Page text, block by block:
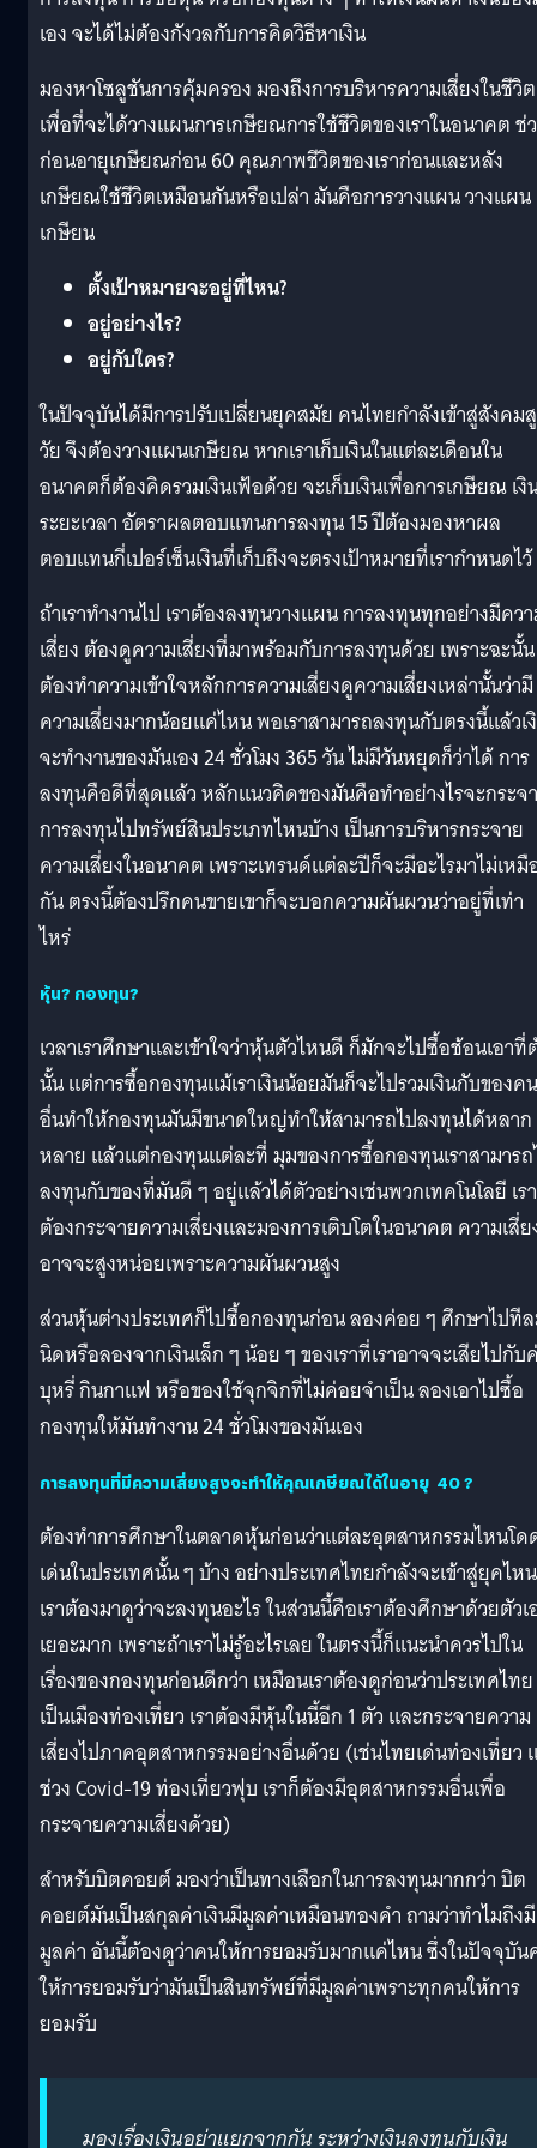
เอง จะได้ไม่ต้องกังวลกับการคิดวิธีหาเงิน
มองหาโซลูชันการคุ้มครอง มองถึงการบริหารความเสี่ยงในชีวิต
เพื่อที่จะได้วางแผนการเกษียณการใช้ชีวิตของเราในอนาคต ช่
ก่อนอายุเกษียณก่อน 60 คุณภาพชีวิตของเราก่อนและหลัง
เกษียณใช้ชีวิตเหมือนกันหรือเปล่า มันคือการวางแผน วางแผน
เกษียน
ตั้งเป้าหมายจะอยู่ที่ไหน?
อยู่อย่างไร?
อยู่กับใคร?
ในปัจจุบันได้มีการปรับเปลี่ยนยุคสมัย คนไทยกำลังเข้าสู่สังคม
วัย จึงต้องวางแผนเกษียณ หากเราเก็บเงินในแต่ละเดือนใน
อนาคตก็ต้องคิดรวมเงินเฟ้อด้วย จะเก็บเงินเพื่อการเกษียณ เงิ
ระยะเวลา อัตราผลตอบแทนการลงทุน 15 ปีต้องมองหาผล
ตอบแทนกี่เปอร์เซ็นเงินที่เก็บถึงจะตรงเป้าหมายที่เรากำหนดไว้
ถ้าเราทำงานไป เราต้องลงทุนวางแผน การลงทุนทุกอย่างมีคว
เสี่ยง ต้องดูความเสี่ยงที่มาพร้อมกับการลงทุนด้วย เพราะฉะนั้น
ต้องทำความเข้าใจหลักการความเสี่ยงดูความเสี่ยงเหล่านั้นว่ามี
ความเสี่ยงมากน้อยแค่ไหน พอเราสามารถลงทุนกับตรงนี้แล้วเ
จะทำงานของมันเอง 24 ชั่วโมง 365 วัน ไม่มีวันหยุดก็ว่าได้ การ
ลงทุนคือดีที่สุดแล้ว หลักแนวคิดของมันคือทำอย่างไรจะกระจ
การลงทุนไปทรัพย์สินประเภทไหนบ้าง เป็นการบริหารกระจาย
ความเสี่ยงในอนาคต เพราะเทรนด์แต่ละปีก็จะมีอะไรมาไม่เห
กัน ตรงนี้ต้องปรึกคนขายเขาก็จะบอกความผันผวนว่าอยู่ที่เท่า
ไหร่
หุ้น? กองทุน?
เวลาเราศึกษาและเข้าใจว่าหุ้นตัวไหนดี ก็มักจะไปซื้อช้อนเอาที่
นั้น แต่การซื้อกองทุนแม้เราเงินน้อยมันก็จะไปรวมเงินกับของคน
อื่นทำให้กองทุนมันมีขนาดใหญ่ทำให้สามารถไปลงทุนได้หลาก
หลาย แล้วแต่กองทุนแต่ละที่ มุมของการซื้อกองทุนเราสามาร
ลงทุนกับของที่มันดี ๆ อยู่แล้วได้ตัวอย่างเช่นพวกเทคโนโลยี เรา
ต้องกระจายความเสี่ยงและมองการเติบโตในอนาคต ความเสี่
อาจจะสูงหน่อยเพราะความผันผวนสูง
ส่วนหุ้นต่างประเทศก็ไปซื้อกองทุนก่อน ลองค่อย ๆ ศึกษาไปที
นิดหรือลองจากเงินเล็ก ๆ น้อย ๆ ของเราที่เราอาจจะเสียไปกับ
บุหรี่ กินกาแฟ หรือของใช้จุกจิกที่ไม่ค่อยจำเป็น ลองเอาไปซื้อ
กองทุนให้มันทำงาน 24 ชั่วโมงของมันเอง
การลงทุนที่มีความเสี่ยงสูงจะทำให้คุณเกษียณได้ในอายุ 40 ?
ต้องทำการศึกษาในตลาดหุ้นก่อนว่าแต่ละอุตสาหกรรมไหนโด
เด่นในประเทศนั้น ๆ บ้าง อย่างประเทศไทยกำลังจะเข้าสู่ยุคไหน
เราต้องมาดูว่าจะลงทุนอะไร ในส่วนนี้คือเราต้องศึกษาด้วยตัวเ
เยอะมาก เพราะถ้าเราไม่รู้อะไรเลย ในตรงนี้ก็แนะนำควรไปใน
เรื่องของกองทุนก่อนดีกว่า เหมือนเราต้องดูก่อนว่าประเทศไทย
เป็นเมืองท่องเที่ยว เราต้องมีหุ้นในนี้อีก 1 ตัว และกระจายความ
เสี่ยงไปภาคอุตสาหกรรมอย่างอื่นด้วย (เช่นไทยเด่นท่องเที่ยว
ช่วง Covid-19 ท่องเที่ยวฟุบ เราก็ต้องมีอุตสาหกรรมอื่นเพื่อ
กระจายความเสี่ยงด้วย)
สำหรับบิตคอยต์ มองว่าเป็นทางเลือกในการลงทุนมากกว่า บิต
คอยต์มันเป็นสกุลค่าเงินมีมูลค่าเหมือนทองคำ ถามว่าทำไมถึงมี
มูลค่า อันนี้ต้องดูว่าคนให้การยอมรับมากแค่ไหน ซึ่งในปัจจุบั
ให้การยอมรับว่ามันเป็นสินทรัพย์ที่มีมูลค่าเพราะทุกคนให้การ
ยอมรับ
มองเรื่องเงินอย่าแยกจากกัน ระหว่างเงินลงทุนกับเงิน